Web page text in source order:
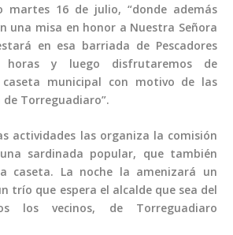
martes 16 de julio, “donde además
una misa en honor a Nuestra Señora
en esa barriada de Pescadores
horas y luego disfrutaremos de
municipal con motivo de las
de Torreguadiaro”.
actividades las organiza la comisión
sardinada popular, que también
caseta. La noche la amenizará un
trío que espera el alcalde que sea del
los vecinos, de Torreguadiaro